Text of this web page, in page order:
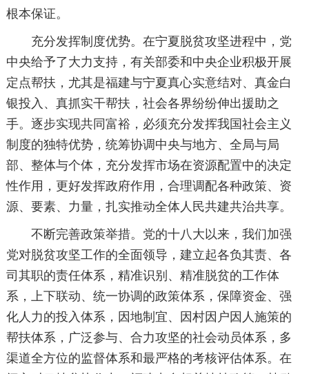
根本保证。
充分发挥制度优势。在宁夏脱贫攻坚进程中，党
中央给予了大力支持，有关部委和中央企业积极开展
定点帮扶，尤其是福建与宁夏真心实意结对、真金白
银投入、真抓实干帮扶，社会各界纷纷伸出援助之
手。逐步实现共同富裕，必须充分发挥我国社会主义
制度的独特优势，统筹协调中央与地方、全局与局
部、整体与个体，充分发挥市场在资源配置中的决定
性作用，更好发挥政府作用，合理调配各种政策、资
源、要素、力量，扎实推动全体人民共建共治共享。
不断完善政策举措。党的十八大以来，我们加强
党对脱贫攻坚工作的全面领导，建立起各负其责、各
司其职的责任体系，精准识别、精准脱贫的工作体
系，上下联动、统一协调的政策体系，保障资金、强
化人力的投入体系，因地制宜、因村因户因人施策的
帮扶体系，广泛参与、合力攻坚的社会动员体系，多
渠道全方位的监督体系和最严格的考核评估体系。在